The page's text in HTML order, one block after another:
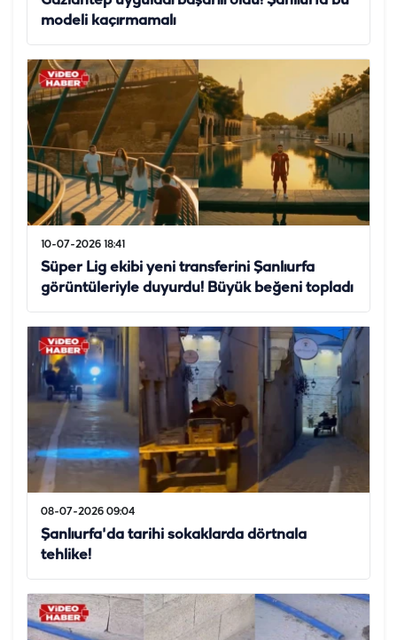
modeli kaçırmamalı
10-07-2026 18:41
Süper Lig ekibi yeni transferini Şanlıurfa
görüntüleriyle duyurdu! Büyük beğeni topladı
08-07-2026 09:04
Şanlıurfa'da tarihi sokaklarda dörtnala
tehlike!